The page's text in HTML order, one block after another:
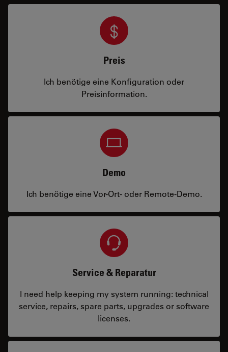
Preis
Ich benötige eine Konfiguration oder
Preisinformation.
Demo
Ich benötige eine Vor-Ort- oder Remote-Demo.
Service & Reparatur
I need help keeping my system running: technical
service, repairs, spare parts, upgrades or software
licenses.